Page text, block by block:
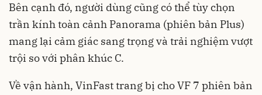
Bên cạnh đó, người dùng cũng có thể tùy chọn
trần kính toàn cảnh Panorama (phiên bản Plus)
mang lại cảm giác sang trọng và trải nghiệm vượt
trội so với phân khúc C.
Về vận hành, VinFast trang bị cho VF 7 phiên bản